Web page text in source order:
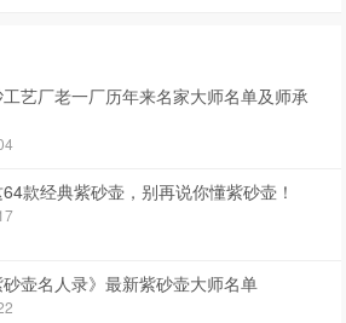
艺厂老一厂历年来名家大师名单及师承
款经典紫砂壶，别再说你懂紫砂壶！
砂壶名人录》最新紫砂壶大师名单